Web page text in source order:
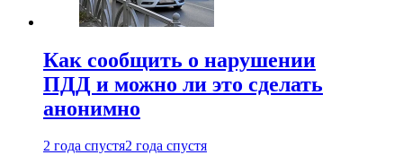
Как сообщить о нарушении
ПДД и можно ли это сделать
анонимно
2 года спустя2 года спустя